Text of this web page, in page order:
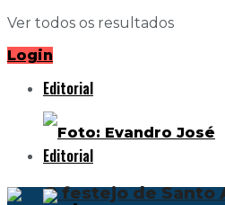
Ver todos os resultados
Login
Editorial
O festejo de Santo
Editorial